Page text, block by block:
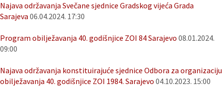
Najava održavanja Svečane sjednice Gradskog vijeća Grada
Sarajeva 06.04.2024. 17:30
Program obilježavanja 40. godišnjice ZOI 84 Sarajevo 08.01.2024.
09:00
Najava održavanja konstituirajuće sjednice Odbora za organizaciju
obilježavanja 40. godišnjice ZOI 1984. Sarajevo 04.10.2023. 15:00